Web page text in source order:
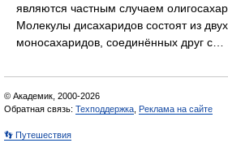
являются частным случаем
Молекулы дисахаридов состоят из двух
моносахаридов, соединённых друг
© Академик, 2000-2026
Обратная связь: Техподдержка Реклама на сайте
👣 Путешествия